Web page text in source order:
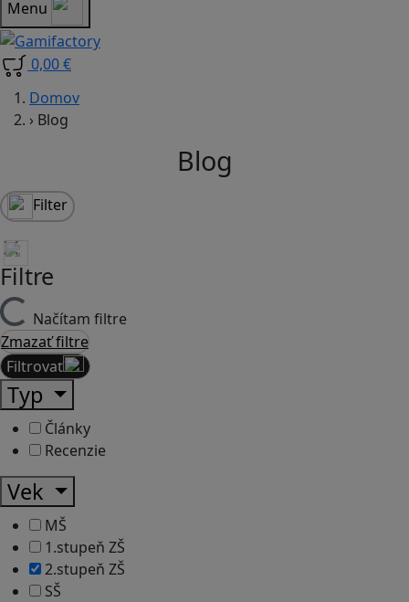
Menu
0,00 €
Domov
› Blog
Blog
Filter
Filtre
Načítam filtre
Zmazať filtre
Filtrovať
Typ
Články
Recenzie
Vek
MŠ
1.stupeň ZŠ
2.stupeň ZŠ
SŠ